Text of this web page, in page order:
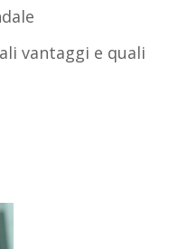
vantaggi e quali